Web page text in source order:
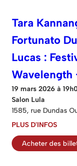
Tara
Fortunato
Lucas :
Wavelength
19 mars 2026 à
Salon Lula
1585, rue Dundas
PLUS D'INFOS
Acheter des